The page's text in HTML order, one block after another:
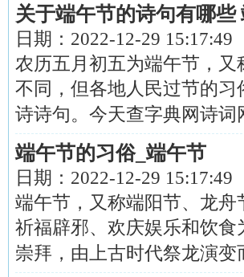
关于端午节的诗句有哪
日期： 2022-12-29 15:17:49
农历五月初五为端午节，
不同，但各地人民过节的
诗诗句。今天查字典网诗词
端午节的习俗_端午节
日期： 2022-12-29 15:17:49
端午节，又称端阳节、龙
祈福辟邪、欢庆娱乐和饮
崇拜，由上古时代祭龙演变